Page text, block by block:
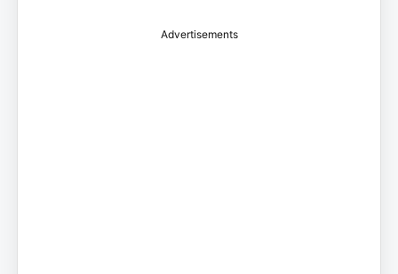
Advertisements